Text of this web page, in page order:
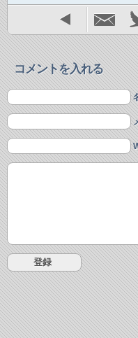
コメントを入れる